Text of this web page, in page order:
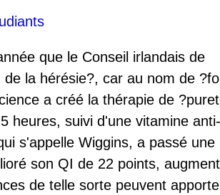
que le Conseil irlandais de
la hérésie?, car au nom de
a créé la thérapie de
heures, suivi d'une vitamine anti-
s'appelle Wiggins, a passé une
son QI de 22 points,
de telle sorte peuvent